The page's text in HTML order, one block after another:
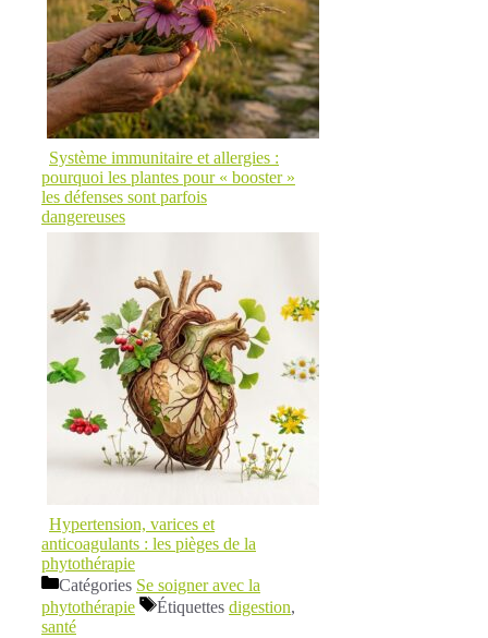
Système immunitaire et allergies :
pourquoi les plantes pour « booster »
les défenses sont parfois
dangereuses
Hypertension, varices et
anticoagulants : les pièges de la
phytothérapie
Catégories Se soigner avec la
phytothérapie
Étiquettes digestion,
santé